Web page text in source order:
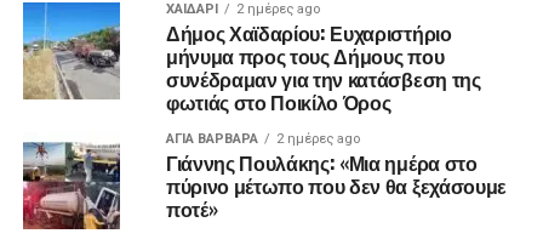
ΧΑΪΔΑΡΙ 2 ημέρες ago
Δήμος Χαϊδαρίου: Ευχαριστήριο
μήνυμα προς τους Δήμους που
συνέδραμαν για την κατάσβεση της
φωτιάς στο Ποικίλο Όρος
ΑΓΙΑ ΒΑΡΒΑΡΑ 2 ημέρες ago
Γιάννης Πουλάκης: «Μια ημέρα στο
πύρινο μέτωπο που δεν θα ξεχάσουμε
ποτέ»